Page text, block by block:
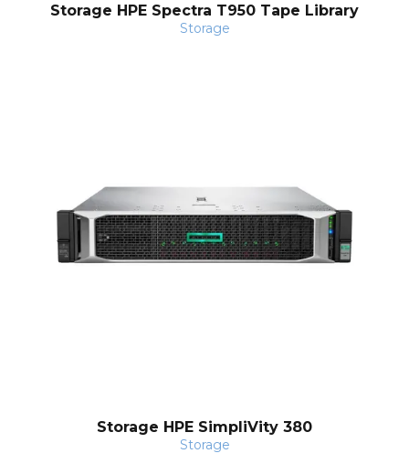
Storage HPE Spectra T950 Tape Library
Storage
Storage HPE SimpliVity 380
Storage